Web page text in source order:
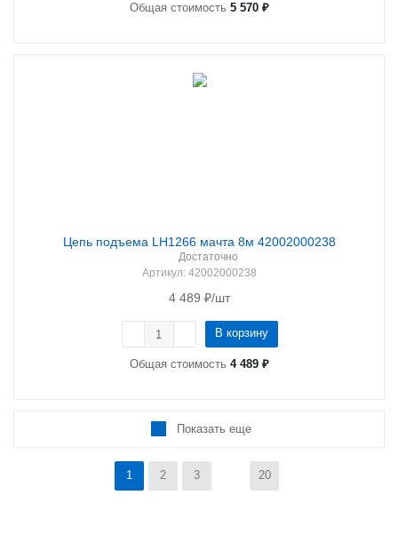
Общая стоимость 5 570 ₽
Цепь подъема LH1266 мачта 8м 42002000238
Достаточно
Артикул: 42002000238
4 489 ₽/шт
В корзину
Общая стоимость 4 489 ₽
Показать еще
1 2 3 20